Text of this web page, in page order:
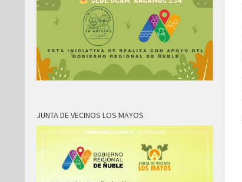
JUNTA DE VECINOS LOS MAYOS